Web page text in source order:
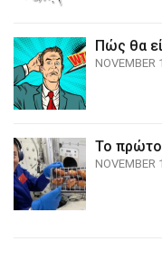
Πώς θα
NOVEMBER
Το πρώτο
NOVEMBER